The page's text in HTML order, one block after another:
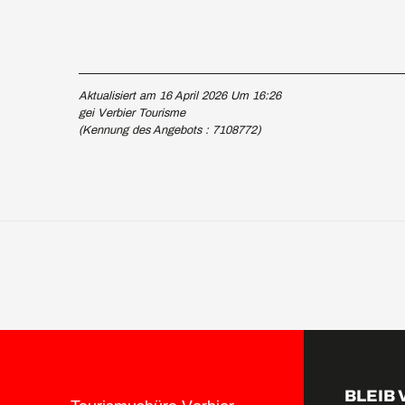
Aktualisiert am 16 April 2026 Um 16:26
gei Verbier Tourisme
(Kennung des Angebots : 7108772)
BLEIB